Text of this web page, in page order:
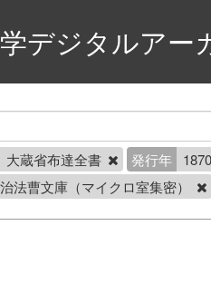
デジタルアー
大蔵省布達全書 発行年
法曹文庫（マイクロ室集密）